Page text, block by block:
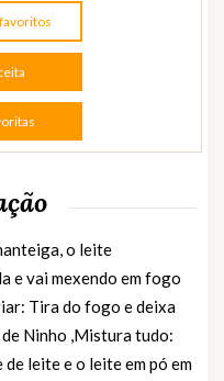
o leite
e vai mexendo em fogo
Tira do fogo e deixa
Ninho ,Mistura tudo:
leite e o leite em pó em